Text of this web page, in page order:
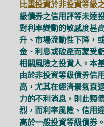
比重投資於非投資等級
級債券之信用評等未達
對利率變動的敏感度甚
升、市場流動性下降，
金、利息或破產而蒙受
相關風險之投資人。本
由於非投資等級債券信
高，尤其在經濟景氣衰
力的不利消息，則此類
烈，而利率風險、信用
高於一般投資等級債券